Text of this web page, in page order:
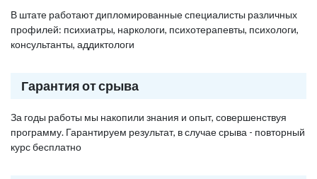
В штате работают дипломированные специалисты различных
профилей: психиатры, наркологи, психотерапевты, психологи,
консультанты, аддиктологи
Гарантия от срыва
За годы работы мы накопили знания и опыт, совершенствуя
программу. Гарантируем результат, в случае срыва - повторный
курс бесплатно